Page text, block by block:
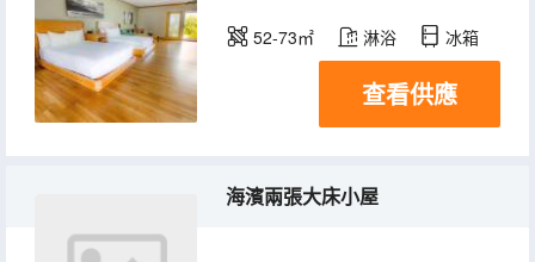
52-73㎡ 淋浴 冰箱
查看供應
海濱兩張大床小屋